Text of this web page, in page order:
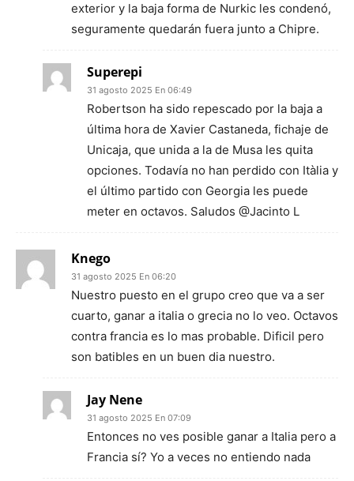
exterior y la baja forma de Nurkic les condenó,
seguramente quedarán fuera junto a Chipre.
Superepi
31 agosto 2025 En 06:49
Robertson ha sido repescado por la baja a
última hora de Xavier Castaneda, fichaje de
Unicaja, que unida a la de Musa les quita
opciones. Todavía no han perdido con Itàlia y
el último partido con Georgia les puede
meter en octavos. Saludos @Jacinto L
Knego
31 agosto 2025 En 06:20
Nuestro puesto en el grupo creo que va a ser
cuarto, ganar a italia o grecia no lo veo. Octavos
contra francia es lo mas probable. Dificil pero
son batibles en un buen dia nuestro.
Jay Nene
31 agosto 2025 En 07:09
Entonces no ves posible ganar a Italia pero a
Francia sí? Yo a veces no entiendo nada